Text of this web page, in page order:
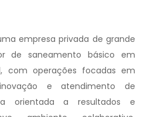
empresa privada de grande
de saneamento básico em
com operações focadas em
e atendimento de
orientada a resultados e